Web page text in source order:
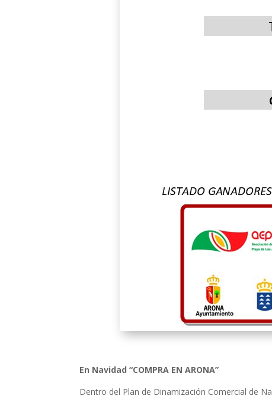
En Navidad “COMPRA EN ARONA”
Dentro del Plan de Dinamización Comercial de